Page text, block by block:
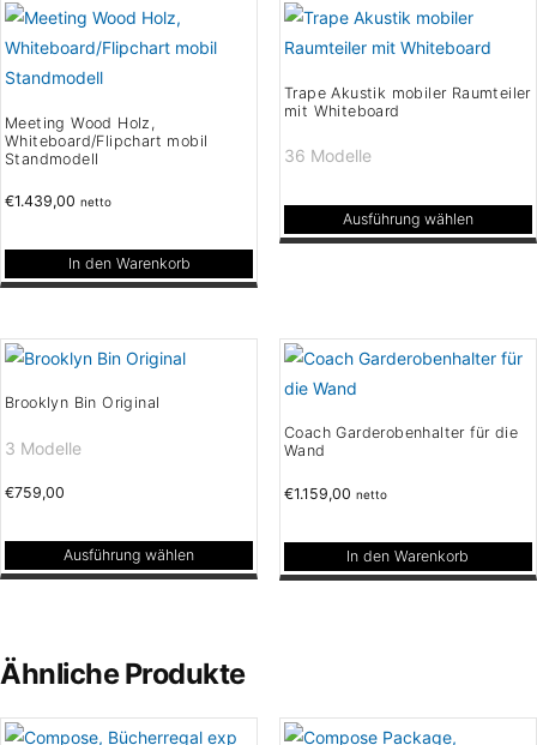
gewählt
werden
Varianten
auf.
Die
Optionen
können
der
werden
weist
mehrere
auf.
Optionen
werden
Meeting Wood Holz,
Whiteboard/Flipchart mobil
Standmodell
€1.439,00 netto
In den Warenkorb
Trape Akustik mobiler Raumteiler
mit Whiteboard
36 Modelle
Ausführung wählen
Dieses
mehrere
Varianten
auf.
Die
Optionen
können
der
Produktseite
Brooklyn Bin Original
3 Modelle
€759,00
Ausführung wählen
Dieses
mehrere
auf.
Coach Garderobenhalter für die
Wand
€1.159,00 netto
In den Warenkorb
Ähnliche Produkte